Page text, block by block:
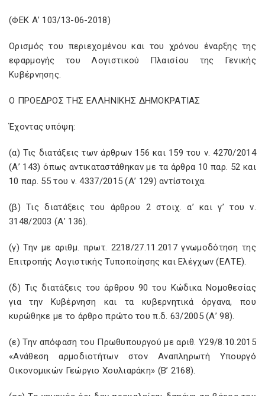
(ΦΕΚ Α’ 103/13-06-2018)
Ορισμός του περιεχομένου και του χρόνου έναρξης της
εφαρμογής του Λογιστικού Πλαισίου της Γενικής
Κυβέρνησης.
Ο ΠΡΟΕΔΡΟΣ ΤΗΣ ΕΛΛΗΝΙΚΗΣ ΔΗΜΟΚΡΑΤΙΑΣ
Έχοντας υπόψη:
(α) Τις διατάξεις των άρθρων 156 και 159 του ν. 4270/2014
(Α’ 143) όπως αντικαταστάθηκαν με τα άρθρα 10 παρ. 52 και
10 παρ. 55 του ν. 4337/2015 (Α’ 129) αντίστοιχα.
(β) Τις διατάξεις του άρθρου 2 στοιχ. α’ και γ’ του ν.
3148/2003 (Α’ 136).
(γ) Την με αριθμ. πρωτ. 2218/27.11.2017 γνωμοδότηση της
Επιτροπής Λογιστικής Τυποποίησης και Ελέγχων (ΕΛΤΕ).
(δ) Τις διατάξεις του άρθρου 90 του Κώδικα Νομοθεσίας
για την Κυβέρνηση και τα κυβερνητικά όργανα, που
κυρώθηκε με το άρθρο πρώτο του π.δ. 63/2005 (Α’ 98).
(ε) Την απόφαση του Πρωθυπουργού με αριθ. Υ29/8.10.2015
«Ανάθεση αρμοδιοτήτων στον Αναπληρωτή Υπουργό
Οικονομικών Γεώργιο Χουλιαράκη» (Β’ 2168).